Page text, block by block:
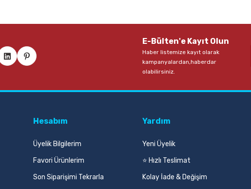
E-Bülten'e Kayıt Olun
Haber listemize kayıt olarak
kampanyalardan,haberdar
olabilirsiniz.
Hesabım
Üyelik Bilgilerim
Favori Ürünlerim
Son Siparişimi Tekrarla
Yardım
Yeni Üyelik
⭐ Hızlı Teslimat
Kolay İade & Değişim